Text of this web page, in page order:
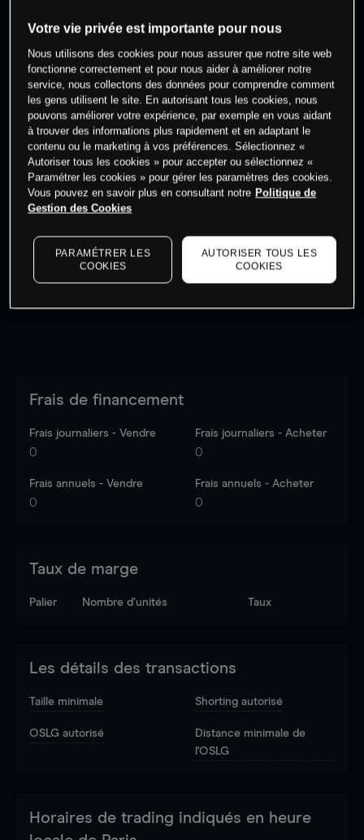
0 % des clients ont une position à
cet actif
Commencez à trader
dernières données du marché.Log into see latest
market data
Frais de financement
Frais journaliers - Vendre
0
Frais journaliers - Acheter
0
Frais annuels - Vendre
0
Frais annuels - Acheter
0
Taux de marge
Palier Nombre d’unités Taux
Les détails des transactions
Taille minimale Shorting autorisé
OSLG autorisé
Distance minimale de
l'OSLG
Horaires de trading indiqués en heure
Votre vie privée est importante pour nous
Nous utilisons des cookies pour nous assurer que notre site web
fonctionne correctement et pour nous aider à améliorer notre
service, nous collectons des données pour comprendre comment
les gens utilisent le site. En autorisant tous les cookies, nous
pouvons améliorer votre expérience, par exemple en vous aidant
à trouver des informations plus rapidement et en adaptant le
contenu ou le marketing à vos préférences. Sélectionnez «
Autoriser tous les cookies » pour accepter ou sélectionnez «
Paramétrer les cookies » pour gérer les paramètres des cookies.
Vous pouvez en savoir plus en consultant notre Politique de
Gestion des Cookies
PARAMÉTRER LES
COOKIES
AUTORISER TOUS LES
COOKIES